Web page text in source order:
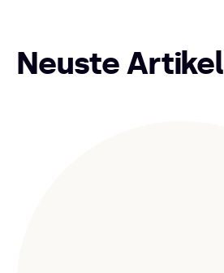
Neuste Artikel